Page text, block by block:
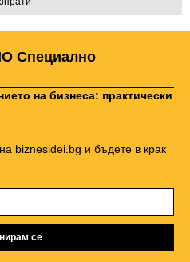
Специално
на бизнеса: практически
biznesidei.bg и бъдете в крак